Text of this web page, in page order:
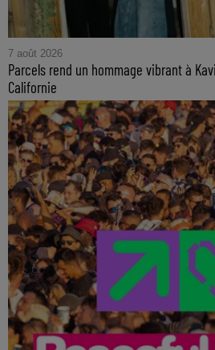
7 août 2026
Parcels rend un hommage vibrant à
Californie